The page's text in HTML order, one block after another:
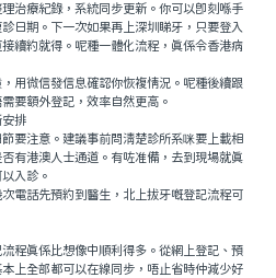
療紀錄，系統同步更新。你可以即刻喺手
日期。下一次如果再上深圳睇牙，只要登入
續約就得。呢種一體化流程，真係令香港病
微信發信息確認你恢複情況。呢種後續跟
要額外登記，效率自然更高。
排
注意。建議事前問清楚診所系咪要上載相
有港澳人士通道。有咗准備，去到現場就真
入診。
話先預約到醫生，北上拔牙嘅登記流程可
真係比想像中順利得多。從網上登記、預
上全部都可以在線同步，唔止省時仲減少好